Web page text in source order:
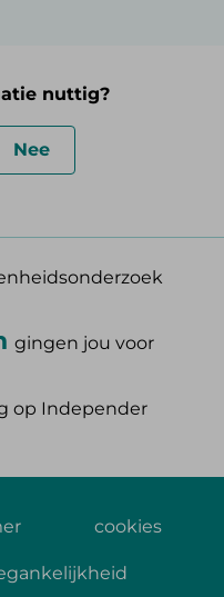
nuttig?
Nee
gingen jou voor
op Independer
cookies